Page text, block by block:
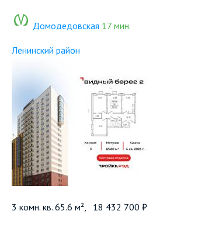
Домодедовская 17 мин.
Ленинский район
3 комн. кв. 65.6 м², 18 432 700 ₽